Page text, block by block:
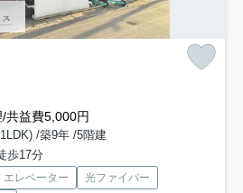
/共益費5,000円
/築9年 /5階建
歩17分
エレベーター
光ファイバー